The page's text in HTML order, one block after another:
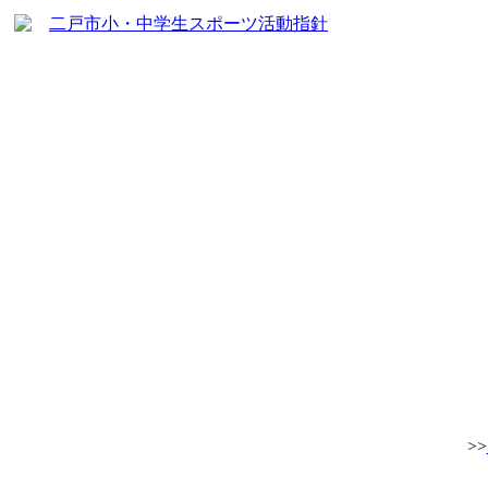
二戸市小・中学生スポーツ活動指針
>>